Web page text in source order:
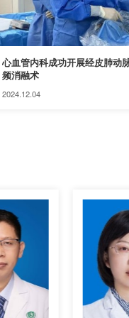
心血管内科成功开展经皮肺动
频消融术
2024.12.04